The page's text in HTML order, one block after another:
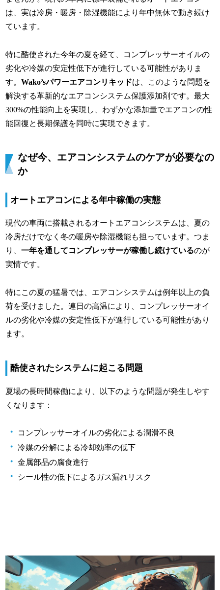
は、実は冷房・暖房・除湿機能により年中無休で動き続け
ています。
特に酷使された今年の夏を経て、コンプレッサーオイルの
劣化や冷媒の安定性低下が進行している可能性がありま
す。Wako’sパワーエアコンリキッドは、このような問題を
解決する革新的なエアコンシステム保護添加剤です。最大
300%の性能向上を実現し、わずかな添加量でエアコンの性
能回復と長期保護を同時に実現できます。
なぜ今、エアコンシステムのケアが必要なの
か
オートエアコンによる年中稼働の実態
現代の車両に搭載されるオートエアコンシステムは、夏の
冷房だけでなく冬の暖房や除湿機能も担っています。つま
り、一年を通してコンプレッサーが稼働し続けているのが
実情です。
特にこの夏の猛暑では、エアコンシステムは例年以上の負
荷を受けました。連日の高温により、コンプレッサーオイ
ルの劣化や冷媒の安定性低下が進行している可能性があり
ます。
酷使されたシステムに起こる問題
夏場の長時間稼働により、以下のような問題が発生しやす
くなります：
コンプレッサーオイルの劣化による潤滑不良
冷媒の分解による冷却効率の低下
金属部品の腐食進行
シール性の低下によるガス漏れリスク